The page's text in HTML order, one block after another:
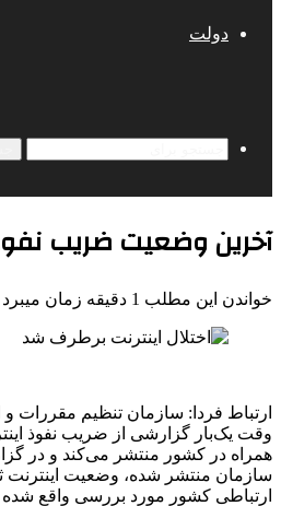
دولت
آخرین وضعیت ضریب
خواندن این مطلب 1 دقیقه زمان میبرد
ارتباط فردا: سازمان تنظیم مقررات و
وقت یک‌بار گزارشی از ضریب نفوذ
همراه در کشور منتشر می‌کند و در
سازمان منتشر شده، وضعیت
ارتباطی کشور مورد بررسی واقع